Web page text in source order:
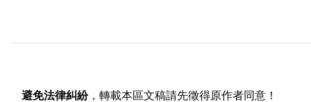
避免法律糾紛，轉載本區文稿請先徵得原作者同意！